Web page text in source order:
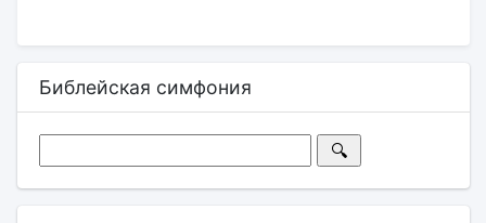
Библейская симфония